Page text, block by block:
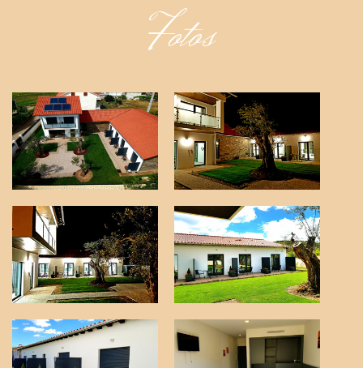
Fotos